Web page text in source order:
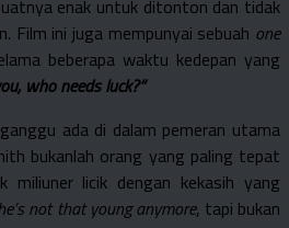
enak untuk ditonton dan tidak
Film ini juga mempunyai sebuah one
beberapa waktu kedepan yang
who needs luck?”
ada di dalam pemeran utama
bukanlah orang yang paling tepat
miliuner licik dengan kekasih yang
not that young anymore, tapi bukan